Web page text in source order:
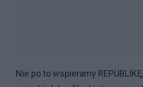
Nie po to wspieramy